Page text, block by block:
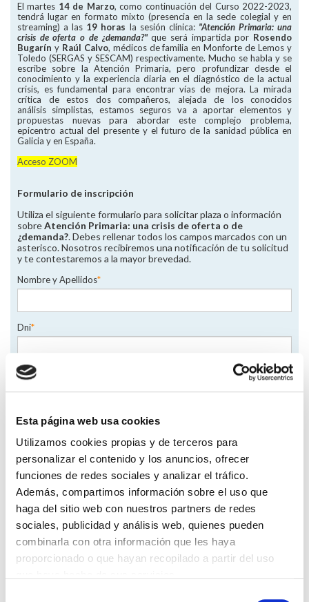
Esta página web usa cookies
Utilizamos cookies propias y de terceros para
personalizar el contenido y los anuncios, ofrecer
funciones de redes sociales y analizar el tráfico.
Además, compartimos información sobre el uso que
haga del sitio web con nuestros partners de redes
sociales, publicidad y análisis web, quienes pueden
combinarla con otra información que les haya
proporcionado o que hayan recopilado a partir del uso
El martes 14 de Marzo, como continuación del Curso 2022-2023,
tendrá lugar en formato mixto (presencia en la sede colegial y en
streaming) a las 19 horas la sesión clínica: "Atención Primaria: una
crisis de oferta o de ¿demanda?"que será impartida por Rosendo
Bugarín y Raúl Calvo, médicos de familia en Monforte de Lemos y
Toledo (SERGAS y SESCAM) respectivamente. Mucho se habla y se
escribe sobre la Atención Primaria, pero profundizar desde el
conocimiento y la experiencia diaria en el diagnóstico de la actual
crisis, es fundamental para encontrar vías de mejora. La mirada
crítica de estos dos compañeros, alejada de los conocidos
análisis simplistas, estamos seguros va a aportar elementos y
propuestas nuevas para abordar este complejo problema,
epicentro actual del presente y el futuro de la sanidad pública en
Galicia y en España.
Acceso ZOOM
Formulario de inscripción
Utiliza el siguiente formulario para solicitar plaza o información
sobreAtención Primaria: una crisis de oferta o de
¿demanda?. Debes rellenar todos los campos marcados con un
asterisco. Nosotros recibiremos una notificación de tu solicitud
y te contestaremos a la mayor brevedad.
Nombre y Apellidos*
Dni*
Teléfono
Email *
Si lo deseas puedes añadir un mensaje